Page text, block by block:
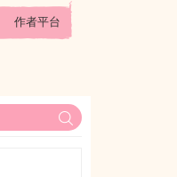
作者平台